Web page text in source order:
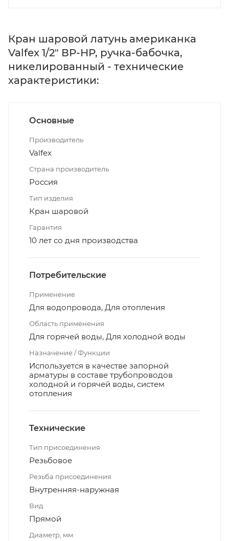
Кран шаровой латунь американка
Valfex 1/2" ВР-НР, ручка-бабочка,
никелированный - технические
характеристики:
Основные
Производитель
Valfex
Страна производитель
Россия
Тип изделия
Кран шаровой
Гарантия
10 лет со дня производства
Потребительские
Применение
Для водопровода, Для отопления
Область применения
Для горячей воды, Для холодной воды
Назначение / Функции
Используется в качестве запорной
арматуры в составе трубопроводов
холодной и горячей воды, систем
отопления
Технические
Тип присоединения
Резьбовое
Резьба присоединения
Внутренняя-наружная
Вид
Прямой
Диаметр, мм